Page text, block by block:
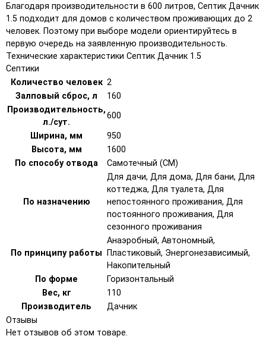
Благодаря производительности в 600 литров, Септик Дачник
1.5 подходит для домов с количеством проживающих до 2
человек. Поэтому при выборе модели ориентируйтесь в
первую очередь на заявленную производительность.
Технические характеристики Септик Дачник 1.5
Септики
Количество человек 2
Залповый сброс, л
160
Производительность,
л./сут.
600
Ширина, мм
950
Высота, мм
1600
По способу отвода
Самотечный (СМ)
По назначению
Для дачи, Для дома, Для бани, Для
коттеджа, Для туалета, Для
непостоянного проживания, Для
постоянного проживания, Для
сезонного проживания
По принципу работы
Анаэробный, Автономный,
Пластиковый, Энергонезависимый,
Накопительный
По форме
Горизонтальный
Вес, кг
110
Производитель
Дачник
Отзывы
Нет отзывов об этом товаре.